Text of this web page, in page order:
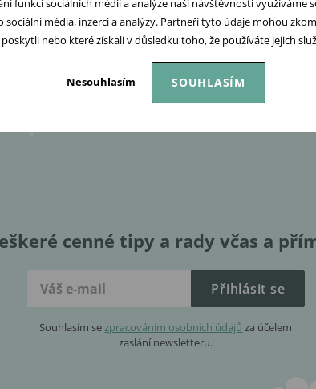
zdarma nad
2 000 Kč
Volejte Po-Pá:
608 267
cenné tipy a rady včas a
Přihlásit se
Souhlasím sezpracováním osobních údajů za účelem
zaslání newsletteru.
sociální média, inzerci a analýzy. Partneři tyto údaje mohou
poskytli nebo které získali v důsledku toho, že používáte jejich
Nesouhlasím SOUHLASÍM